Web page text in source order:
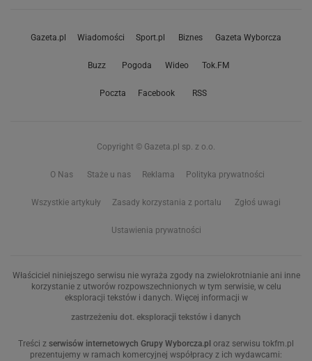
Gazeta.pl Wiadomości Sport.pl Biznes Gazeta Wyborcza
Buzz Pogoda Wideo Tok.FM
Poczta Facebook RSS
Copyright © Gazeta.pl sp. z o.o.
O Nas Staże u nas Reklama Polityka prywatności
Wszystkie artykuły Zasady korzystania z portalu Zgłoś uwagi
Ustawienia prywatności
Właściciel niniejszego serwisu nie wyraża zgody na zwielokrotnianie ani inne
korzystanie z utworów rozpowszechnionych w tym serwisie, w celu
eksploracji tekstów i danych. Więcej informacji w
zastrzeżeniu dot. eksploracji tekstów i danych
Treści z serwisów internetowych Grupy Wyborcza.pl oraz serwisu tokfm.pl
prezentujemy w ramach komercyjnej współpracy z ich wydawcami: